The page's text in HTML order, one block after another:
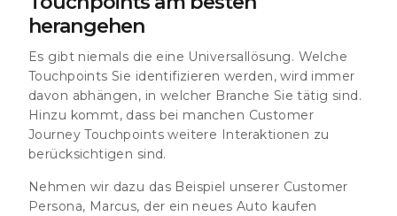
herangehen
Es gibt niemals die eine Universallösung. Welche
Touchpoints Sie identifizieren werden, wird immer
davon abhängen, in welcher Branche Sie tätig sind.
Hinzu kommt, dass bei manchen Customer
Journey Touchpoints weitere Interaktionen zu
berücksichtigen sind.
Nehmen wir dazu das Beispiel unserer Customer
Persona, Marcus, der ein neues Auto kaufen